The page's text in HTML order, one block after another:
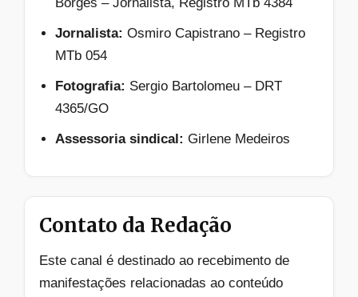
Borges – Jornalista, Registro MTb 4384
Jornalista: Osmiro Capistrano – Registro
MTb 054
Fotografia: Sergio Bartolomeu – DRT
4365/GO
Assessoria sindical: Girlene Medeiros
Contato da Redação
Este canal é destinado ao recebimento de
manifestações relacionadas ao conteúdo